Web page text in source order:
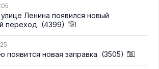
Ленина появился новый
переход (4399)
появится новая заправка (3505)